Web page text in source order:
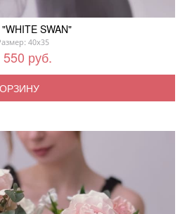
"WHITE SWAN"
40x35
550 руб.